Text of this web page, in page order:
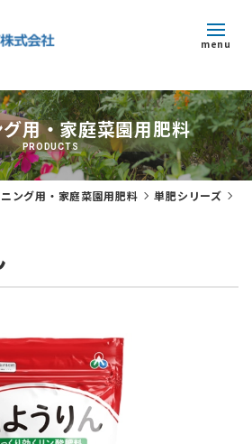
menu
用・家庭菜園用肥料
PRODUCTS
ング用・家庭菜園用肥料
単肥シリーズ